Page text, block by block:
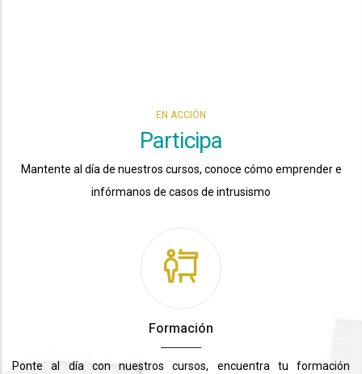
EN ACCIÓN
Participa
Mantente al día de nuestros cursos, conoce cómo emprender e
infórmanos de casos de intrusismo
Formación
Ponte al día con nuestros cursos, encuentra tu formación